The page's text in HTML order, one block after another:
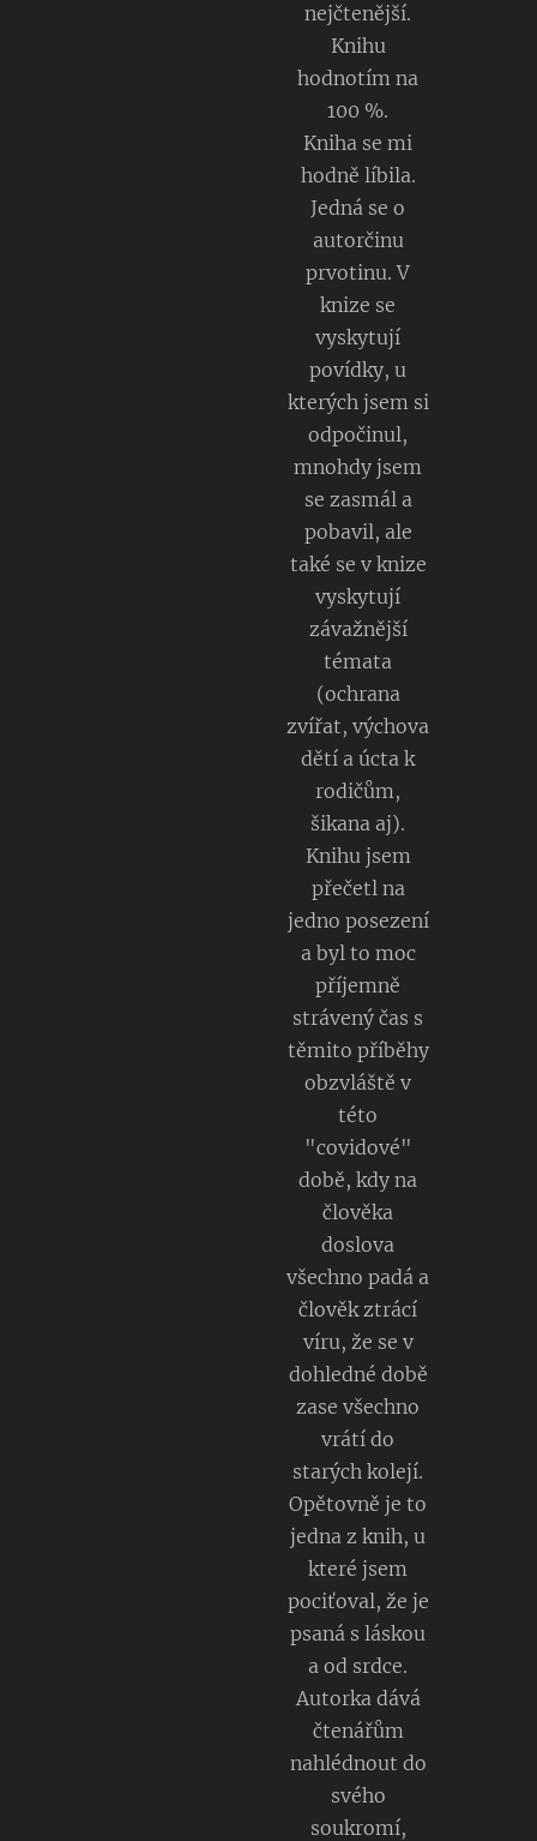
ú aj
Čiky a
Miky.
Do
kolónk
y
vpíšte
meno
obdaro
vanéh
o.
nejčtenější.
Knihu
hodnotím na
100 %.
Kniha se mi
hodně líbila.
Jedná se o
autorčinu
prvotinu. V
knize se
vyskytují
povídky, u
kterých jsem si
odpočinul,
mnohdy jsem
se zasmál a
pobavil, ale
také se v knize
vyskytují
závažnější
témata
(ochrana
zvířat, výchova
dětí a úcta k
rodičům,
šikana aj).
Knihu jsem
přečetl na
jedno posezení
a byl to moc
příjemně
strávený čas s
těmito příběhy
obzvláště v
této
"covidové"
době, kdy na
člověka
doslova
všechno padá a
člověk ztrácí
víru, že se v
dohledné době
zase všechno
vrátí do
starých kolejí.
Opětovně je to
jedna z knih, u
které jsem
pociťoval, že je
psaná s láskou
a od srdce.
Autorka dává
čtenářům
nahlédnout do
svého
soukromí,